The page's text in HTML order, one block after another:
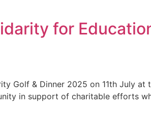
for
Golf & Dinner 2025 on 11th July at
in support of charitable efforts